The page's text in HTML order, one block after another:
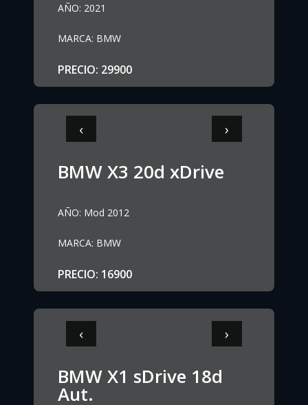
AÑO: 2021
MARCA: BMW
PRECIO: 29900
‹ ›
BMW X3 20d xDrive
AÑO: Mod 2012
MARCA: BMW
PRECIO: 16900
‹ ›
BMW X1 sDrive 18d
Aut.